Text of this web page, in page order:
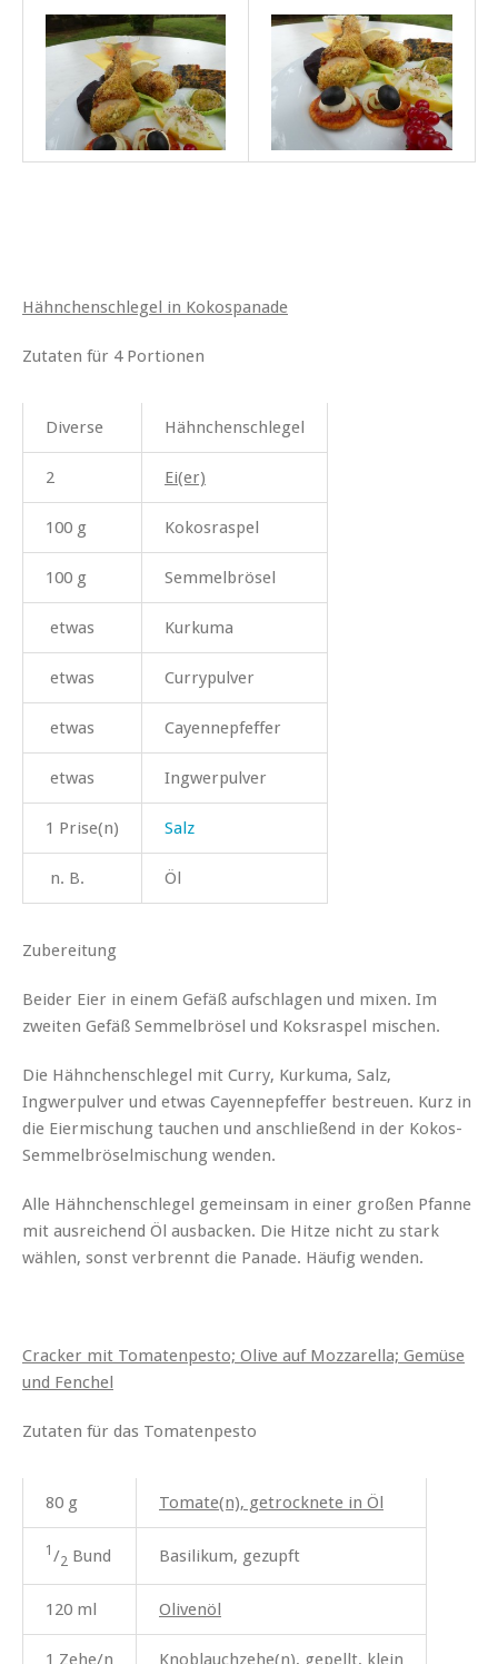
Hähnchenschlegel in Kokospanade
Zutaten für 4 Portionen
Diverse Hähnchenschlegel
2 Ei(er)
100 g Kokosraspel
100 g Semmelbrösel
etwas Kurkuma
etwas Currypulver
etwas Cayennepfeffer
etwas Ingwerpulver
1 Prise(n) Salz
n. B. Öl
Zubereitung
Beider Eier in einem Gefäß aufschlagen und mixen. Im
zweiten Gefäß Semmelbrösel und Koksraspel mischen.
Die Hähnchenschlegel mit Curry, Kurkuma, Salz,
Ingwerpulver und etwas Cayennepfeffer bestreuen. Kurz in
die Eiermischung tauchen und anschließend in der Kokos-
Semmelbröselmischung wenden.
Alle Hähnchenschlegel gemeinsam in einer großen Pfanne
mit ausreichend Öl ausbacken. Die Hitze nicht zu stark
wählen, sonst verbrennt die Panade. Häufig wenden.
Cracker mit Tomatenpesto; Olive auf Mozzarella; Gemüse
und Fenchel
Zutaten für das Tomatenpesto
80 g Tomate(n), getrocknete in Öl
1 /2 Bund Basilikum, gezupft
120 ml Olivenöl
1 Zehe/n Knoblauchzehe(n), gepellt, klein